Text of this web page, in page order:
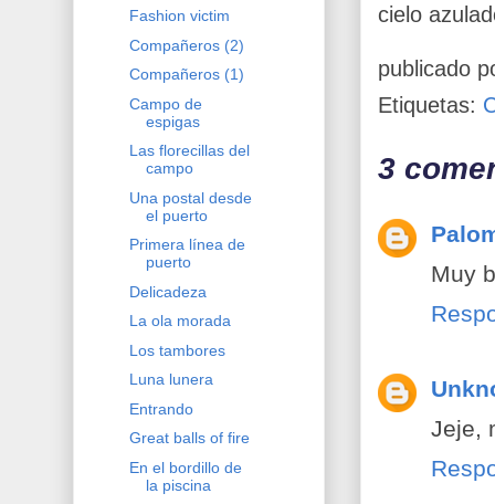
cielo
publicado
Etiquetas:
3
Muy
Jeje,
Fashion victim
Compañeros (2)
Compañeros (1)
Campo de
espigas
Las florecillas del
campo
Una postal desde
el puerto
Primera línea de
puerto
Delicadeza
La ola morada
Los tambores
Luna lunera
Entrando
Great balls of fire
En el bordillo de
la piscina